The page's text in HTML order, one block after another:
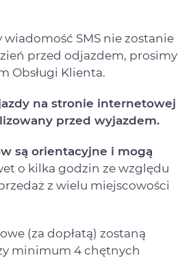
SMS nie zostanie
przed odjazdem, prosimy
Obsługi Klienta.
jazdy na stronie internetowej
przed wyjazdem.
są orientacyjne i mogą
o kilka godzin ze względu
z wielu miejscowości
(za dopłatą) zostaną
minimum 4 chętnych